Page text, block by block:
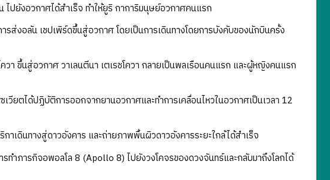
ปยังอวกาศได้สำเร็จ ทำให้ยูริ กาการิมนุษย์อวกาศคนแรก
รส่งอลัน เชปเพิร์ดขึ้นสู่อวกาศ โดยเป็นการเดินทางโดยการบังคับของนักบินครั้ง
วา ขึ้นสู่อวกาศ วาเลนตีนา เตเรชโควา กลายเป็นพลเรือนคนแรก และผู้หญิงคนแรก
วียตได้ปฏิบัติการออกจากยานอวกาศและทำการเคลื่อนไหวในอวกาศเป็นเวลา 12
กาเดินทางสู่ดาวอังคาร และถ่ายภาพพื้นผิวดาวอังคารระยะใกล้ได้สำเร็จ
รทำภารกิจอพอลโล 8 (Apollo 8) ไปยังวงโคจรของดวงจันทร์และกลับมาถึงโลกได้